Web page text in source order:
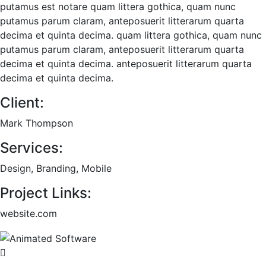
putamus est notare quam littera gothica, quam nunc
putamus parum claram, anteposuerit litterarum quarta
decima et quinta decima. quam littera gothica, quam nunc
putamus parum claram, anteposuerit litterarum quarta
decima et quinta decima. anteposuerit litterarum quarta
decima et quinta decima.
Client:
Mark Thompson
Services:
Design, Branding, Mobile
Project Links:
website.com